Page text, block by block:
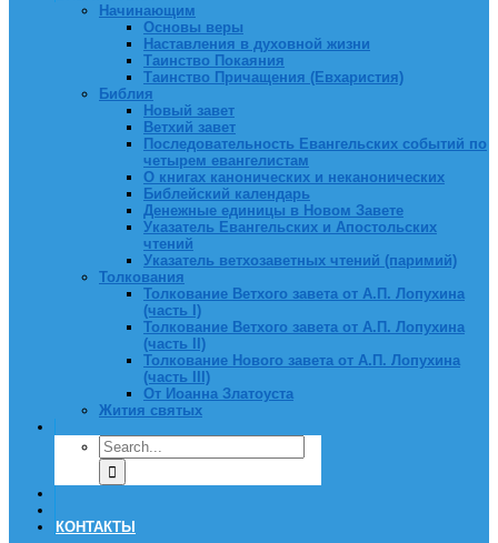
Начинающим
Основы веры
Наставления в духовной жизни
Таинство Покаяния
Таинство Причащения (Евхаристия)
Библия
Новый завет
Ветхий завет
Последовательность Евангельских событий по
четырем евангелистам
О книгах канонических и неканонических
Библейский календарь
Денежные единицы в Новом Завете
Указатель Евангельских и Апостольских
чтений
Указатель ветхозаветных чтений (паримий)
Толкования
Толкование Ветхого завета от А.П. Лопухина
(часть I)
Толкование Ветхого завета от А.П. Лопухина
(часть II)
Толкование Нового завета от А.П. Лопухина
(часть III)
От Иоанна Златоуста
Жития святых
КОНТАКТЫ